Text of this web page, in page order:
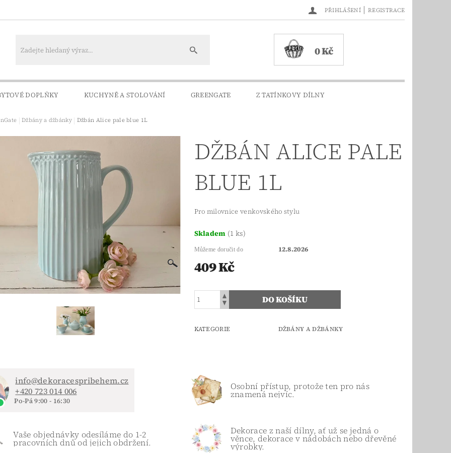
PŘIHLÁŠENÍ | REGISTRACE
0 Kč
DOPLŇKY KUCHYNĚ A STOLOVÁNÍ GREENGATE Z TATÍNKOVY DÍLNY
KONTAKTY DOPRAVA A PLATBA
Džbány a džbánky Džbán Alice pale blue 1L
DŽBÁN ALICE PALE
BLUE 1L
Pro milovnice venkovského stylu
Skladem (1 ks)
Můžeme doručit do 12.8.2026
409 Kč
KATEGORIE DŽBÁNY A DŽBÁNKY
info@dekoracespribehem.cz
+420 723 014 006
Po-Pá 9:00 - 16:30
Osobní přístup, protože ten pro nás
znamená nejvíc.
Vaše objednávky odesíláme do 1-2
pracovních dnů od jejich obdržení.
Dekorace z naší dílny, ať už se jedná o
věnce, dekorace v nádobách nebo dřevěné
výrobky.